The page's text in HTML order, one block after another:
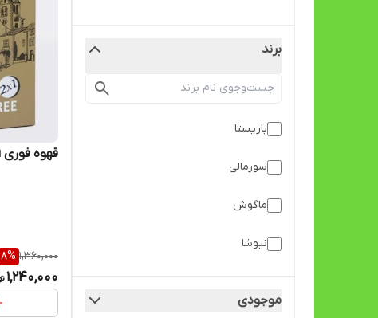
برند
باریستا
سورمالی
ماگوش
نیوشا
موجودی
قهوه فوری 1*2 نیوشا بسته 20عددی
1,360,000
8%
1,240,000